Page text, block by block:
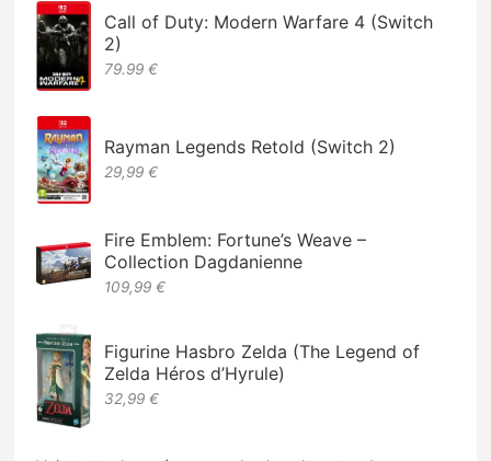
Call of Duty: Modern Warfare 4 (Switch
2)
79.99 €
Rayman Legends Retold (Switch 2)
29,99 €
Fire Emblem: Fortune’s Weave –
Collection Dagdanienne
109,99 €
Figurine Hasbro Zelda (The Legend of
Zelda Héros d’Hyrule)
32,99 €